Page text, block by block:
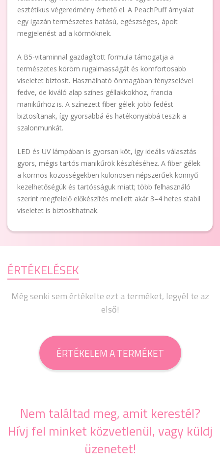
esztétikus végeredmény érhető el. A PeachPuff árnyalat
egy igazán természetes hatású, egészséges, ápolt
megjelenést ad a körmöknek.
A B5-vitaminnal gazdagított formula támogatja a
természetes köröm rugalmasságát és komfortosabb
viseletet biztosít. Használható önmagában fényzselével
fedve, de kiváló alap színes géllakkokhoz, francia
manikűrhöz is. A színezett fiber gélek jobb fedést
biztosítanak, így gyorsabbá és hatékonyabbá teszik a
szalonmunkát.
LED és UV lámpában is gyorsan köt, így ideális választás
gyors, mégis tartós manikűrök készítéséhez. A fiber gélek
a körmös közösségekben különösen népszerűek könnyű
kezelhetőségük és tartósságuk miatt; több felhasználó
szerint megfelelő előkészítés mellett akár 3–4 hetes stabil
viseletet is biztosíthatnak.
ÉRTÉKELÉSEK
Még senki sem értékelte ezt a terméket, legyél te az
első!
ÉRTÉKELEM A TERMÉKET
Nem találtad meg, amit kerestél?
Hívj fel minket közvetlenül, vagy küldj
üzenetet!